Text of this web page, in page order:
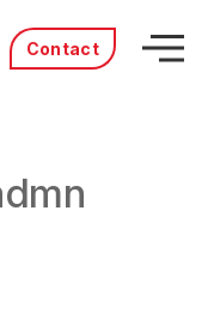
Contact